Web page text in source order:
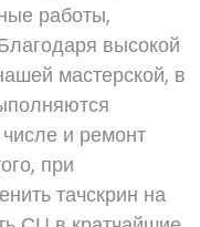
работы,
высокой
мастерской, в
и ремонт
при
тачскрин на